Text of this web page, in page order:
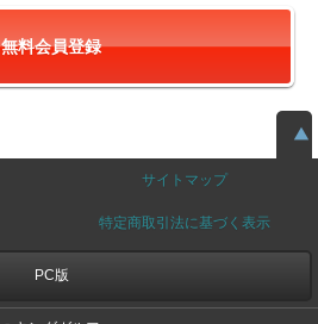
無料会員登録
サイトマップ
特定商取引法に基づく表示
PC版